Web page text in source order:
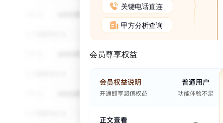
关键电话直连
甲方分析查询
会员尊享权益